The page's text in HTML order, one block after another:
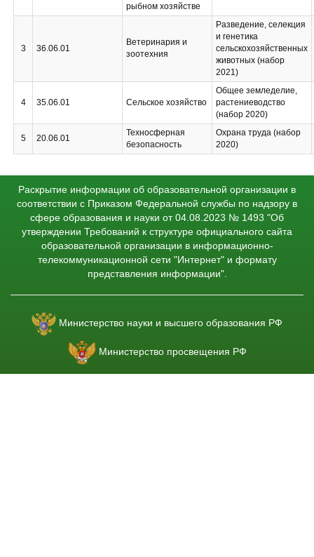
рыбном хозяйстве
3 36.06.01
Ветеринария и
зоотехния
Разведение, селекция
и генетика
сельскохозяйственных
животных (набор
2021)
4 35.06.01 Сельское хозяйство
Общее земледелие,
растениеводство
(набор 2020)
5 20.06.01
Техносферная
безопасность
Охрана труда (набор
2020)
Раскрытие информации об образовательной организации в
соответствии с Приказом Федеральной службы по надзору в
сфере образования и науки от 04.08.2023 № 1493 "Об
утверждении Требований к структуре официального сайта
образовательной организации в информационно-
телекоммуникационной сети "Интернет" и формату
представления информации".
Министерство науки и высшего образования РФ
Министерство просвещения РФ